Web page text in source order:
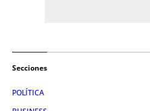
Secciones
POLÍTICA